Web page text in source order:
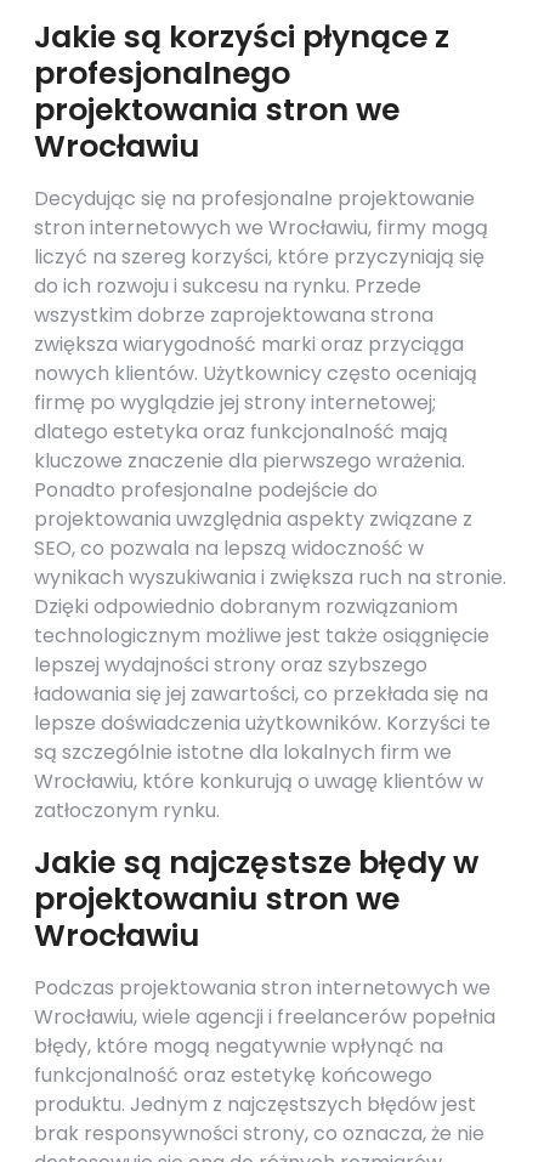
Jakie są korzyści płynące z
profesjonalnego
projektowania stron we
Wrocławiu
Decydując się na profesjonalne projektowanie
stron internetowych we Wrocławiu, firmy mogą
liczyć na szereg korzyści, które przyczyniają się
do ich rozwoju i sukcesu na rynku. Przede
wszystkim dobrze zaprojektowana strona
zwiększa wiarygodność marki oraz przyciąga
nowych klientów. Użytkownicy często oceniają
firmę po wyglądzie jej strony internetowej;
dlatego estetyka oraz funkcjonalność mają
kluczowe znaczenie dla pierwszego wrażenia.
Ponadto profesjonalne podejście do
projektowania uwzględnia aspekty związane z
SEO, co pozwala na lepszą widoczność w
wynikach wyszukiwania i zwiększa ruch na stronie.
Dzięki odpowiednio dobranym rozwiązaniom
technologicznym możliwe jest także osiągnięcie
lepszej wydajności strony oraz szybszego
ładowania się jej zawartości, co przekłada się na
lepsze doświadczenia użytkowników. Korzyści te
są szczególnie istotne dla lokalnych firm we
Wrocławiu, które konkurują o uwagę klientów w
zatłoczonym rynku.
Jakie są najczęstsze błędy w
projektowaniu stron we
Wrocławiu
Podczas projektowania stron internetowych we
Wrocławiu, wiele agencji i freelancerów popełnia
błędy, które mogą negatywnie wpłynąć na
funkcjonalność oraz estetykę końcowego
produktu. Jednym z najczęstszych błędów jest
brak responsywności strony, co oznacza, że nie